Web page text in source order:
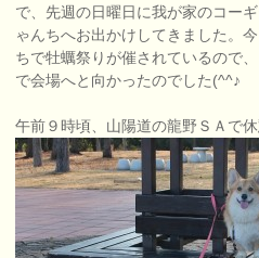
で、先週の日曜日に我が家のコー
ゃんちへお出かけしてきました。
ちで牡蠣祭りが催されているので
で会場へと向かったのでした(^^♪
午前９時頃、山陽道の龍野ＳＡで